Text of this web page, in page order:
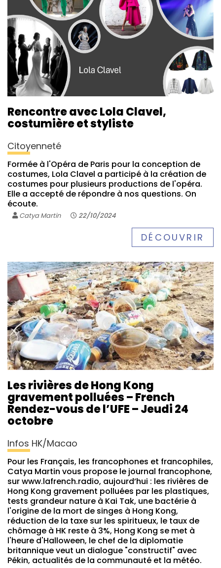
Rencontre avec Lola Clavel,
costumière et styliste
Citoyenneté
Formée à l'Opéra de Paris pour la conception de
costumes, Lola Clavel a participé à la création de
costumes pour plusieurs productions de l'opéra.
Elle a accepté de répondre à nos questions. On
écoute.
Catya Martin 22/10/2024
DÉCOUVRIR
Les rivières de Hong Kong
gravement polluées – French
Rendez-vous de l’UFE – Jeudi 24
octobre
Infos HK/Macao
Pour les Français, les francophones et francophiles,
Catya Martin vous propose le journal francophone,
sur www.lafrench.radio, aujourd’hui : les rivières de
Hong Kong gravement polluées par les plastiques,
tests grandeur nature à Kai Tak, une bactérie à
l'origine de la mort de singes à Hong Kong,
réduction de la taxe sur les spiritueux, le taux de
chômage à HK reste à 3%, Hong Kong se met à
l'heure d'Halloween, le chef de la diplomatie
britannique veut un dialogue "constructif" avec
Pékin, actualités de la communauté et la météo.